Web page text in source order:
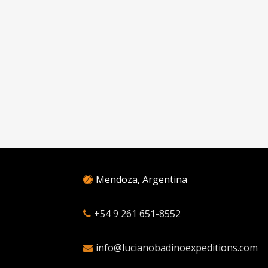
Mendoza, Argentina
+54 9 261 651-8552
info@lucianobadinoexpeditions.com